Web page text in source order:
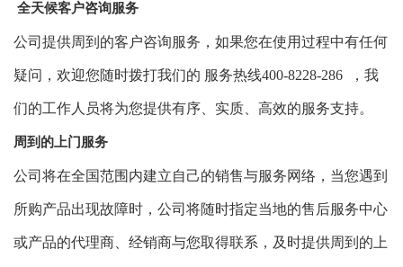
全天候客户咨询服务
公司提供周到的客户咨询服务，如果您在使用过程中有任何
疑问，欢迎您随时拨打我们的 服务热线400-8228-286 ，我
们的工作人员将为您提供有序、实质、高效的服务支持。
周到的上门服务
公司 将在全国范围内建立自己的销售与服务网络，当您遇到
所购产品出现故障时，公司将随时指定当地的售后服务中心
或产品的代理商、经销商与您取得联系，及时提供周到的上